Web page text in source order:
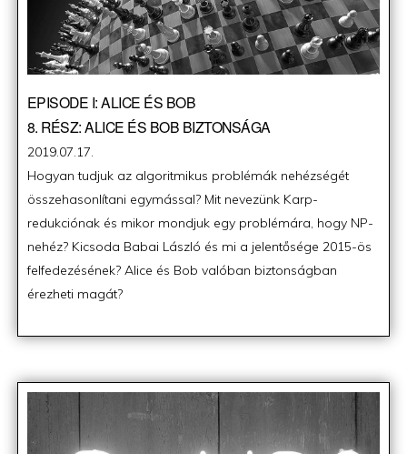
EPISODE I: ALICE ÉS BOB
8. RÉSZ: ALICE ÉS BOB BIZTONSÁGA
Posted
on
2019.07.17.
Hogyan tudjuk az algoritmikus problémák nehézségét
összehasonlítani egymással? Mit nevezünk Karp-
redukciónak és mikor mondjuk egy problémára, hogy NP-
nehéz? Kicsoda Babai László és mi a jelentősége 2015-ös
felfedezésének? Alice és Bob valóban biztonságban
érezheti magát?